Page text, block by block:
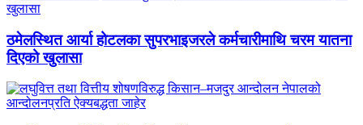
ठमेलस्थित आर्या होटलका सुपरभाइजरले कर्मचारीमाथि चरम यातना
दिएको खुलासा